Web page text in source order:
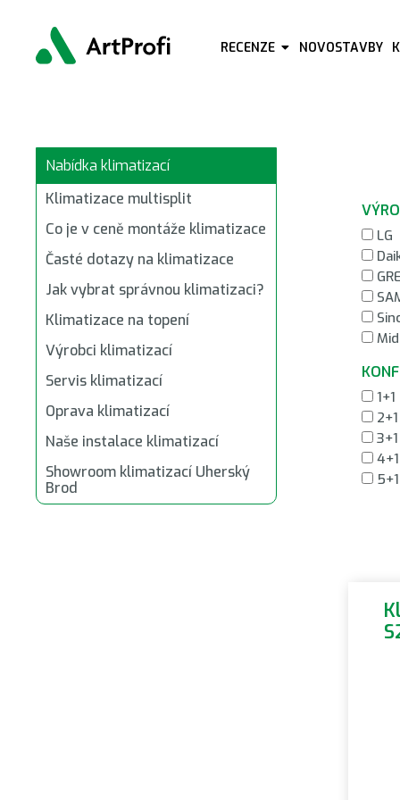
RECENZE NOVOSTAVBY
Nabídka klimatizací
Klimatizace multisplit
Co je v ceně montáže klimatizace
Časté dotazy na klimatizace
Jak vybrat správnou klimatizaci?
Klimatizace na topení
Výrobci klimatizací
Servis klimatizací
Oprava klimatizací
Naše instalace klimatizací
Showroom klimatizací Uherský
Brod
LG
1+1
2+1
3+1
4+1
5+1